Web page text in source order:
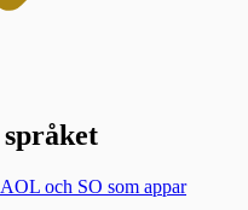
och SO som appar